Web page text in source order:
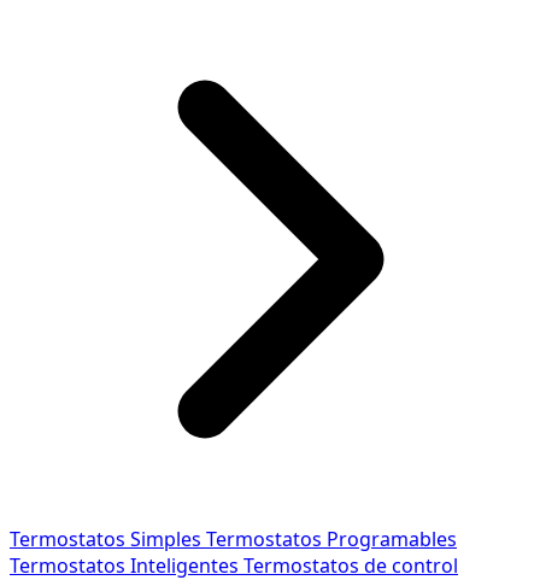
Termostatos Simples Termostatos Programables
Termostatos Inteligentes Termostatos de control